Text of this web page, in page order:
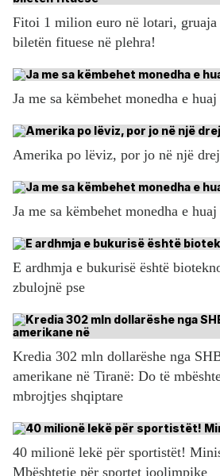
Fitoi 1 milion euro në lotari,
biletën fituese në plehra!
Ja me sa këmbehet monedha e huaj
Amerika po lëviz, por jo në një
Ja me sa këmbehet monedha e huaj
E ardhmja e bukurisë është
zbulojnë pse
Kredia 302 mln dollarëshe nga
amerikane në Tiranë: Do të
mbrojtjes shqiptare
40 milionë lekë për sportistët!
Mbështetje për sportet joolimpike